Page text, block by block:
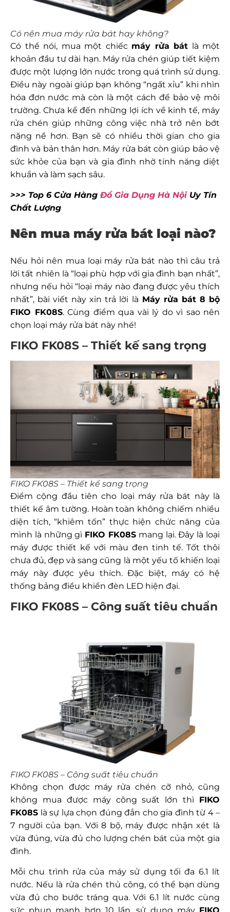
Có nên mua máy rửa bát hay không?
Có thể nói, mua một chiếc máy rửa bát là một
khoản đầu tư dài hạn. Máy rửa chén giúp tiết kiệm
được một lượng lớn nước trong quá trình sử dụng.
Điều này ngoài giúp bạn không “ngất xỉu” khi nhìn
hóa đơn nước mà còn là một cách để bảo vệ môi
trường. Chưa kể đến những lợi ích về kinh tế, máy
rửa chén giúp những công việc nhà trở nên bớt
nặng nề hơn. Bạn sẽ có nhiều thời gian cho gia
đình và bản thân hơn. Máy rửa bát còn giúp bảo vệ
sức khỏe của bạn và gia đình nhờ tính năng diệt
khuẩn và làm sạch sâu.
>>> Top 6 Cửa Hàng Đồ Gia Dụng Hà NộiUy Tín
Chất Lượng
Nên mua máy rửa bát loại nào?
Nếu hỏi nên mua loại máy rửa bát nào thì câu trả
lời tất nhiên là “loại phù hợp với gia đình bạn nhất”,
nhưng nếu hỏi “loại máy nào đang được yêu thích
nhất”, bài viết này xin trả lời là Máy rửa bát 8 bộ
FIKO FK08S. Cùng điểm qua vài lý do vì sao nên
chọn loại máy rửa bát này nhé!
FIKO FK08S – Thiết kế sang trọng
FIKO FK08S – Thiết kế sang trọng
Điểm cộng đầu tiên cho loại máy rửa bát này là
thiết kế âm tường. Hoàn toàn không chiếm nhiều
diện tích, “khiêm tốn” thực hiện chức năng của
mình là những gì FIKO FK08S mang lại. Đây là loại
máy được thiết kế với màu đen tinh tế. Tốt thôi
chưa đủ, đẹp và sang cũng là một yếu tố khiến loại
máy này được yêu thích. Đặc biệt, máy có hệ
thống bảng điều khiển đèn LED hiện đại.
FIKO FK08S – Công suất tiêu chuẩn
FIKO FK08S – Công suất tiêu chuẩn
Không chọn được máy rửa chén cỡ nhỏ, cũng
không mua được máy công suất lớn thì FIKO
FK08S là sự lựa chọn đúng đắn cho gia đình từ 4 –
7 người của bạn. Với 8 bộ, máy được nhận xét là
vừa đúng, vừa đủ cho lượng chén bát của một gia
đình.
Mỗi chu trình rửa của máy sử dụng tối đa 6.1 lít
nước. Nếu là rửa chén thủ công, có thể bạn dùng
vừa đủ cho bước tráng qua. Với 6.1 lít nước cùng
sức phun mạnh hơn 10 lần, sử dụng máy FIKO